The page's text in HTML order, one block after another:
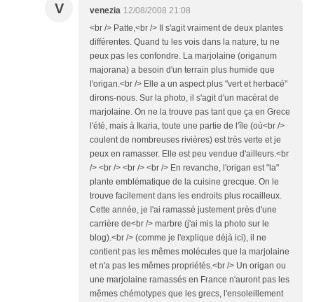
V venezia 12/08/2008 21:08
<br /> Patte,<br /> Il s'agit vraiment de deux plantes
différentes. Quand tu les vois dans la nature, tu ne
peux pas les confondre. La marjolaine (origanum
majorana) a besoin d'un terrain plus humide que
l'origan.<br /> Elle a un aspect plus "vert et herbacé"
dirons-nous. Sur la photo, il s'agit d'un macérat de
marjolaine. On ne la trouve pas tant que ça en Grece
l'été, mais à Ikaria, toute une partie de l'île (où<br />
coulent de nombreuses rivières) est très verte et je
peux en ramasser. Elle est peu vendue d'ailleurs.<br
/> <br /> <br /> <br /> En revanche, l'origan est "la"
plante emblématique de la cuisine grecque. On le
trouve facilement dans les endroits plus rocailleux.
Cette année, je l'ai ramassé justement près d'une
carrière de<br /> marbre (j'ai mis la photo sur le
blog).<br /> (comme je l'explique déjà ici), il ne
contient pas les mêmes molécules que la marjolaine
et n'a pas les mêmes propriétés.<br /> Un origan ou
une marjolaine ramassés en France n'auront pas les
mêmes chémotypes que les grecs, l'ensoleillement